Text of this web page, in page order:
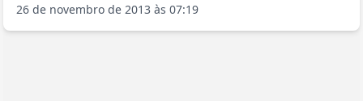
26 de novembro de 2013 às 07:19